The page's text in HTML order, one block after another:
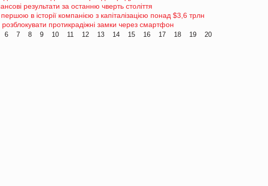
результати за останню чверть століття
в історії компанією з капіталізацією понад $3,6 трлн
протикрадіжні замки через смартфон
6 7 8 9 10 11 12 13 14 15 16 17 18 19 20